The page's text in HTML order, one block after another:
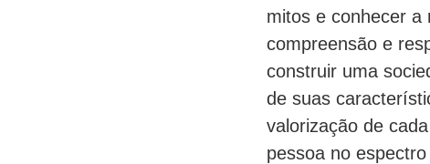
mitos e conhecer a
compreensão e
construir uma
de suas
valorização de
pessoa no